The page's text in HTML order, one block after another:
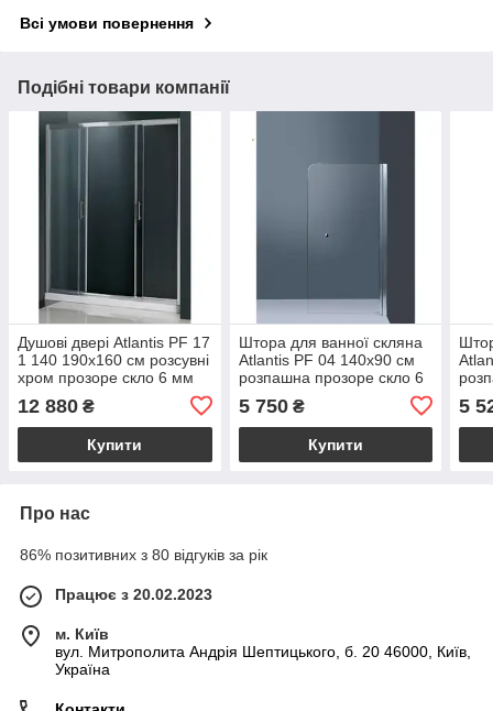
Всі умови повернення
Подібні товари компанії
Душові двері Atlantis PF 17
1 140 190х160 см розсувні
хром прозоре скло 6 мм
12 880 ₴
Купити
Штора для ванної скляна
Atlantis PF 04 140х90 см
розпашна прозоре скло 6
5 750₴
Купити
5
Про нас
86% позитивних з 80 відгуків за рік
Працює з 20.02.2023
м. Київ
вул. Митрополита Андрія Шептицького, б. 20 46000, Київ,
Україна